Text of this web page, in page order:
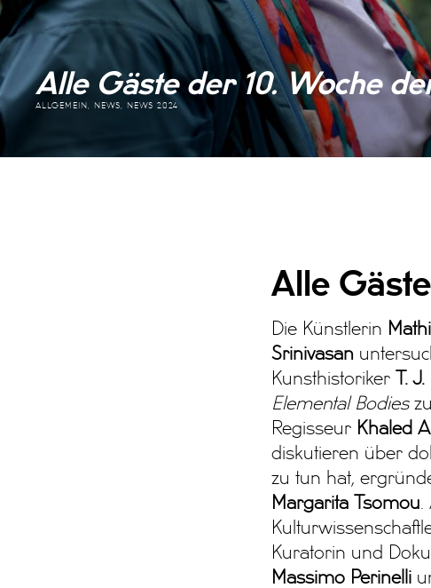
Alle Gäste der 10. Woche
ALLGEMEIN, NEWS, NEWS 2024
Alle
Die Künstlerin
Srinivasan
Kunsthistoriker T.
Elemental Bodies
Regisseur Khaled
diskutieren über
zu tun hat,
Margarita Tsomou.
Kuratorin und
Massimo Perinelli